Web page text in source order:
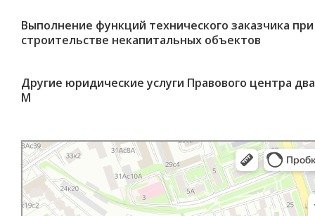
Выполнение функций технического заказчика при
строительстве некапитальных объектов
Другие юридические услуги Правового центра два
М